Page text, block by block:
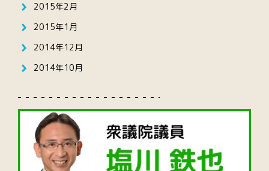
2015年2月
2015年1月
2014年12月
2014年10月